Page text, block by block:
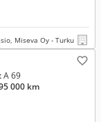
Miseva Oy - Turku
A 69
000 km